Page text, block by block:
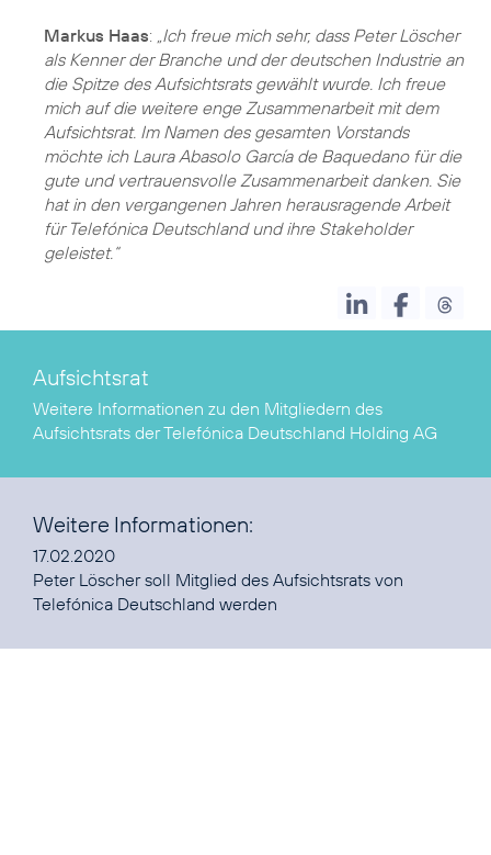
Markus Haas: „Ich freue mich sehr, dass Peter Löscher
als Kenner der Branche und der deutschen Industrie an
die Spitze des Aufsichtsrats gewählt wurde. Ich freue
mich auf die weitere enge Zusammenarbeit mit dem
Aufsichtsrat. Im Namen des gesamten Vorstands
möchte ich Laura Abasolo García de Baquedano für die
gute und vertrauensvolle Zusammenarbeit danken. Sie
hat in den vergangenen Jahren herausragende Arbeit
für Telefónica Deutschland und ihre Stakeholder
geleistet.“
Aufsichtsrat
Weitere Informationen zu den Mitgliedern des
Aufsichtsrats der Telefónica Deutschland Holding AG
Weitere Informationen:
Peter Löscher soll Mitglied des Aufsichtsrats von
Telefónica Deutschland werden